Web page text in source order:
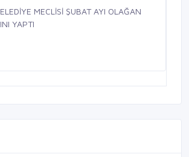
MECLİSİ ŞUBAT AYI OLAĞAN
YAPTI